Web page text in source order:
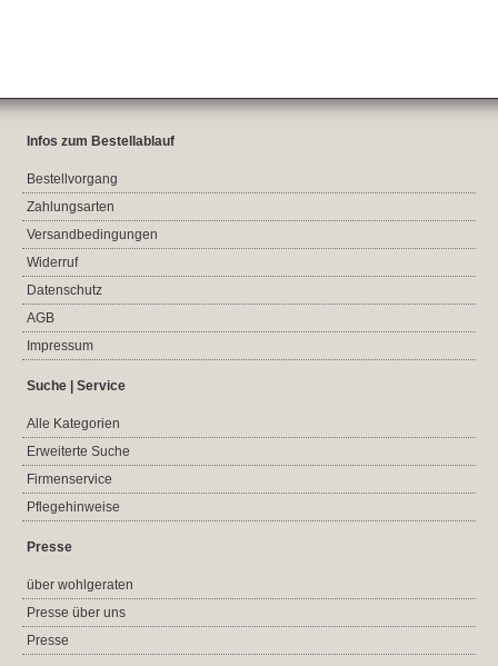
Infos zum Bestellablauf
Bestellvorgang
Zahlungsarten
Versandbedingungen
Widerruf
Datenschutz
AGB
Impressum
Suche | Service
Alle Kategorien
Erweiterte Suche
Firmenservice
Pflegehinweise
Presse
über wohlgeraten
Presse über uns
Presse